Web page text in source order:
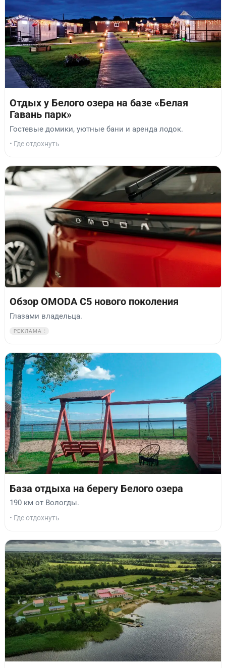
Отдых у Белого озера на базе «Белая
Гавань парк»
Гостевые домики, уютные бани и аренда лодок.
• Где отдохнуть
Обзор OMODA C5 нового поколения
Глазами владельца.
РЕКЛАМА
База отдыха на берегу Белого озера
190 км от Вологды.
• Где отдохнуть